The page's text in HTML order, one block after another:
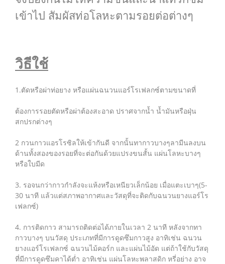
เข้าไป สัมผัสท่อโลหะตามรอยต่อต่างๆ
วิธีใช้
1.ตัดหรือผ่าท่อยาง หรือแผ่นฉนวนแอร์โรเฟลกซ์ตามขนาดที่
ต้องการรอยตัดหรือผ่าต้องสะอาด ปราศจากน้ำ น้ำมันหรือฝุ่น
สกปรกต่างๆ
2 กวนกาวแอรโรซิลให้เข้ากันดี จากนั้นทากาวบางๆลามีนลงบน
ด้านทั้งสองของรอยที่จะต่อกันด้วยแปรงขนสั้น แผ่นโลหะบางๆ
หรือใบมีด
3. รอจนกว่ากาวกำลังจะแห้งหรือเหนียวเล็กน้อย เมื่อแตะเบาๆ(5-
30 นาที แล้วแต่สภาพอากาศและวัสดุที่จะติดกับฉนวนยางแอร์โร
เฟลกซ์)
4. การติดกาว สามารถติดต่อได้ภายในเวลา 2 นาที หลังจากทา
กาวบางๆ บนวัสดุ ประเภทที่มีการดูดซึมกาวสูง อาทิเช่น ฉนวน
ยางแอร์โรเฟลกซ์ ฉนวนไม้คอร์ก และแผ่นไม้อัด แต่ถ้าใช้กับวัสดุ
ที่มีการดูดซึมคาได้ต่ำ อาทิเช่น แผ่นโลหะพลาสดิก หรี่อย่าง อาจ